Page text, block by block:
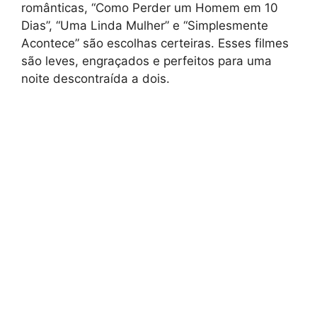
românticas, “Como Perder um Homem em 10
Dias”, “Uma Linda Mulher” e “Simplesmente
Acontece” são escolhas certeiras. Esses filmes
são leves, engraçados e perfeitos para uma
noite descontraída a dois.